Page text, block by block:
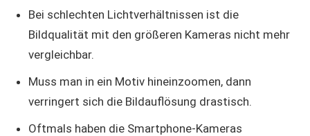
Bei schlechten Lichtverhältnissen ist die
Bildqualität mit den größeren Kameras nicht mehr
vergleichbar.
Muss man in ein Motiv hineinzoomen, dann
verringert sich die Bildauflösung drastisch.
Oftmals haben die Smartphone-Kameras